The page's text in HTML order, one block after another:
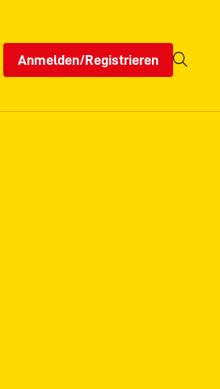
Anmelden/Registrieren